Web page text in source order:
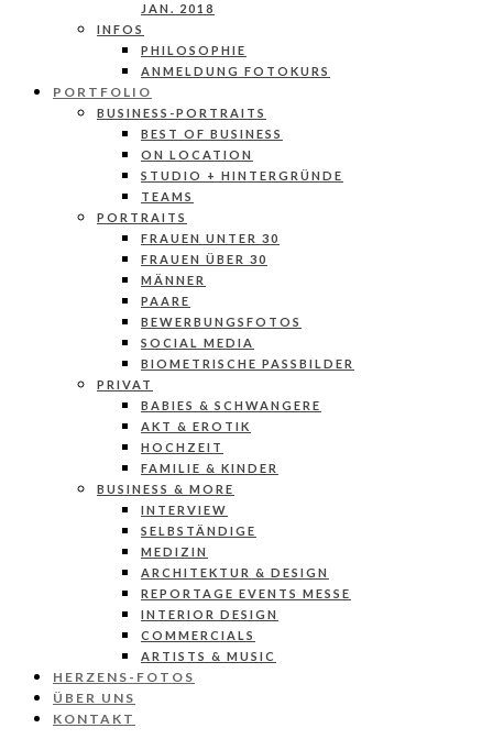
JAN. 2018
INFOS
PHILOSOPHIE
ANMELDUNG FOTOKURS
PORTFOLIO
BUSINESS-PORTRAITS
BEST OF BUSINESS
ON LOCATION
STUDIO + HINTERGRÜNDE
TEAMS
PORTRAITS
FRAUEN UNTER 30
FRAUEN ÜBER 30
MÄNNER
PAARE
BEWERBUNGSFOTOS
SOCIAL MEDIA
BIOMETRISCHE PASSBILDER
PRIVAT
BABIES & SCHWANGERE
AKT & EROTIK
HOCHZEIT
FAMILIE & KINDER
BUSINESS & MORE
INTERVIEW
SELBSTÄNDIGE
MEDIZIN
ARCHITEKTUR & DESIGN
REPORTAGE EVENTS MESSE
INTERIOR DESIGN
COMMERCIALS
ARTISTS & MUSIC
HERZENS-FOTOS
ÜBER UNS
KONTAKT